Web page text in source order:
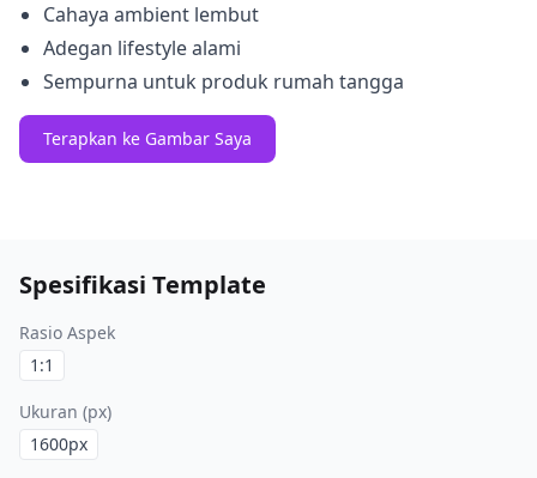
Cahaya ambient lembut
Adegan lifestyle alami
Sempurna untuk produk rumah tangga
Terapkan ke Gambar Saya
Spesifikasi Template
Rasio Aspek
1:1
Ukuran (px)
1600px